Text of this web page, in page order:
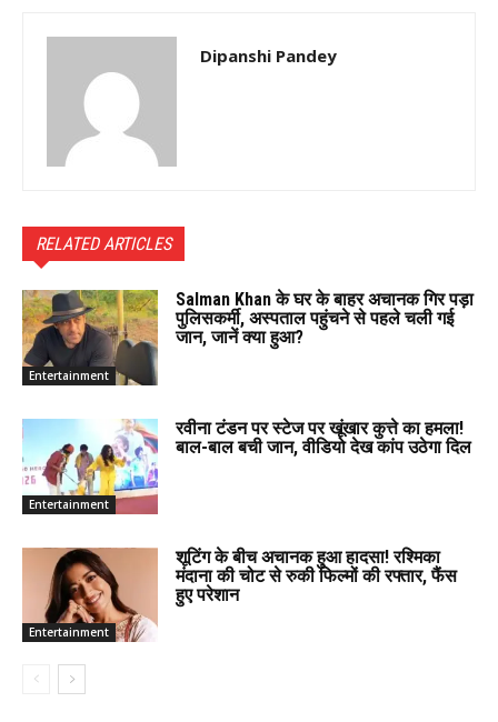
Dipanshi Pandey
RELATED ARTICLES
Entertainment
Salman Khan के घर के बाहर अचानक गिर पड़ा
पुलिसकर्मी, अस्पताल पहुंचने से पहले चली गई
जान, जानें क्या हुआ?
Entertainment
रवीना टंडन पर स्टेज पर खूंखार कुत्ते का हमला!
बाल-बाल बची जान, वीडियो देख कांप उठेगा दिल
Entertainment
शूटिंग के बीच अचानक हुआ हादसा! रश्मिका
मंदाना की चोट से रुकी फिल्मों की रफ्तार, फैंस
हुए परेशान